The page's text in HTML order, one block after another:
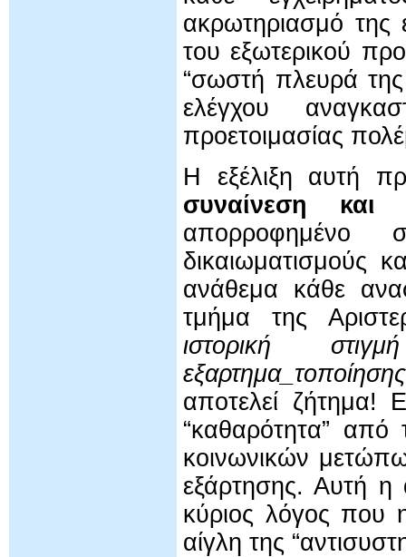
ακρωτηριασμό της
του εξωτερικού
“σωστή πλευρά της
ελέγχου
προετοιμασίας
Η εξέλιξη αυτή
συναίνεση και
απορροφημένο
δικαιωματισμούς
ανάθεμα κάθε
τμήμα της
ιστορική
αποτελεί ζήτημα!
“καθαρότητα” από
κοινωνικών
εξάρτησης. Αυτή η
κύριος λόγος που
αίγλη της